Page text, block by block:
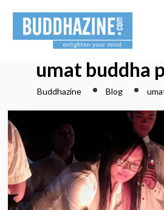
umat buddha
Buddhazine Blog